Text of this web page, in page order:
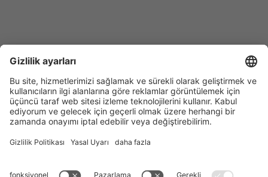
Holthoege 10-14
49632 Essen (Oldenburg)
Almanya
germany@vogelsang.info